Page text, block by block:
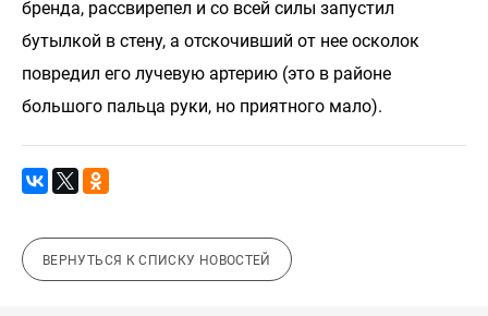
бренда, рассвирепел и со всей силы запустил
бутылкой в стену, а отскочивший от нее осколок
повредил его лучевую артерию (это в районе
большого пальца руки, но приятного мало).
ВЕРНУТЬСЯ К СПИСКУ НОВОСТЕЙ